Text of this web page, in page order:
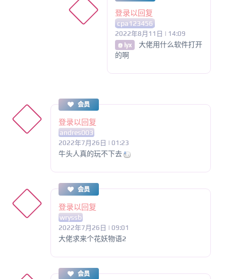
登录以回复
cpa123456
2022年8月11日 | 14:09
@ lyx
大佬用什么软件打开
的啊
会员
登录以回复
andres003
2022年7月26日 | 01:23
牛头人真的玩不下去
会员
登录以回复
wryssb
2022年7月26日 | 09:01
大佬求来个花妖物语2
会员